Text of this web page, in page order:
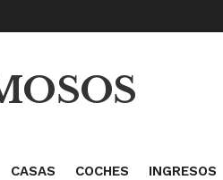
CASAS COCHES INGRESOS